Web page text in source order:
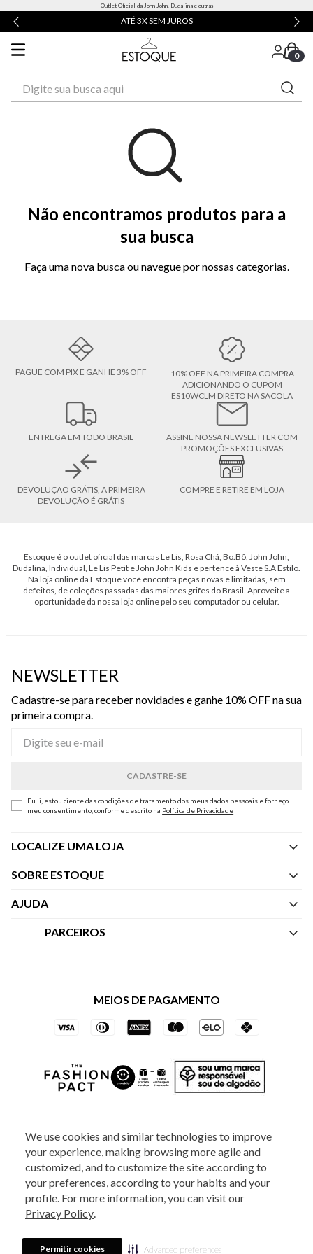
We use cookies and similar technologies to improve
your experience, making browsing more agile and
customized, and to customize the site according to
your preferences, according to your habits and your
profile. For more information, you can visit our
Privacy Policy.
Permitir cookies Advanced preferences
Outlet Oficial da John John, Dudalina e outras
ATÉ 3X SEM JUROS
0
Não encontramos produtos para a
sua busca
Faça uma nova busca ou navegue por nossas categorias.
PAGUE COM PIX E GANHE 3% OFF
10% OFF NA PRIMEIRA COMPRA
ADICIONANDO O CUPOM
ES10WCLM DIRETO NA SACOLA
ENTREGA EM TODO BRASIL
ASSINE NOSSA NEWSLETTER COM
PROMOÇÕES EXCLUSIVAS
DEVOLUÇÃO GRÁTIS, A PRIMEIRA
DEVOLUÇÃO É GRÁTIS
COMPRE E RETIRE EM LOJA
Estoque é o outlet oficial das marcas Le Lis, Rosa Chá, Bo.Bô, John John,
Dudalina, Individual, Le Lis Petit e John John Kids e pertence à Veste S.A Estilo.
Na loja online da Estoque você encontra peças novas e limitadas, sem
defeitos, de coleções passadas das maiores grifes do Brasil. Aproveite a
oportunidade da nossa loja online pelo seu computador ou celular.
NEWSLETTER
Cadastre-se para receber novidades e ganhe 10% OFF na sua
primeira compra.
Eu li, estou ciente das condições de tratamento dos meus dados pessoais e forneço
meu consentimento, conforme descrito na Política de Privacidade
LOCALIZE UMA LOJA
SOBRE ESTOQUE
Quem Somos
AJUDA
Central de Atendimento
Trocas e Devoluções
PARCEIROS
Vai de Visa
Azul Fidelidade
MEIOS DE PAGAMENTO
2025 - Veste S.A Estilo. Todos os direitos reservados - A loja Estoque reserva-
se no direito de corrigir ou alterar informações como: preços, promoções e
880 5520.Horário de Atendimento:
Sábados das 8h às 14h, exceto feriados. Veste S.A Estilo. Rua Othão, 405, Vila